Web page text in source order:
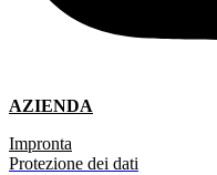
AZIENDA
Impronta
Protezione dei dati